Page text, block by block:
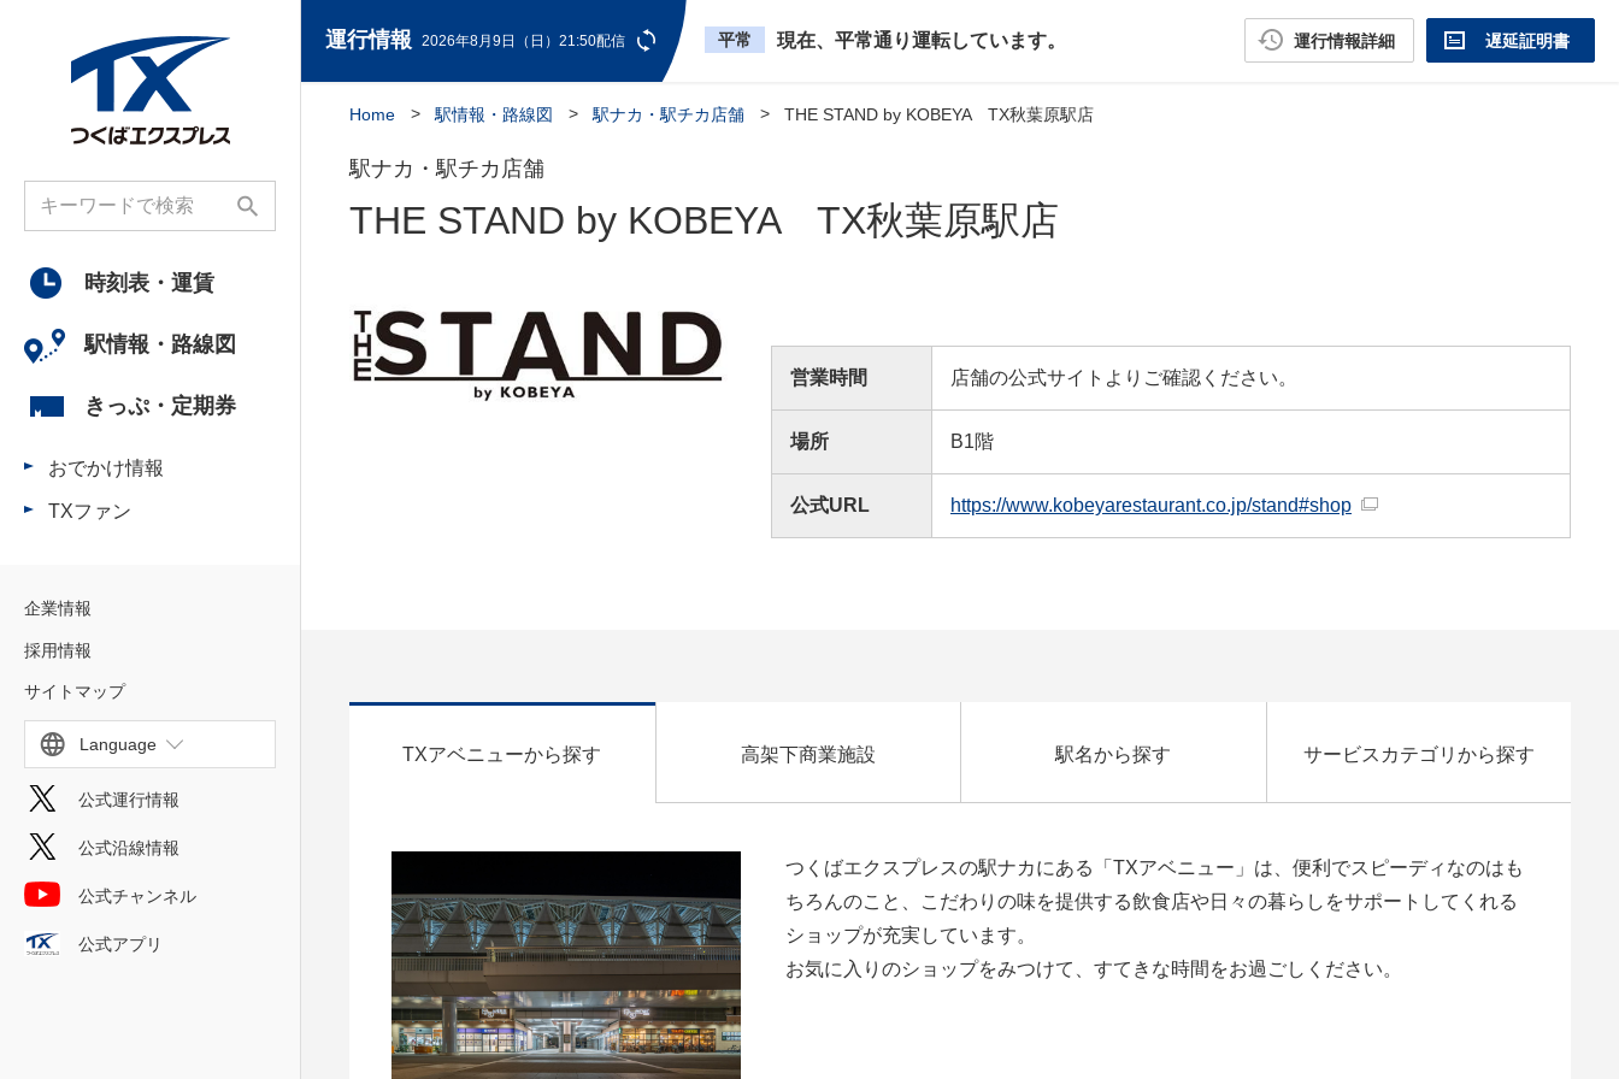
時刻表・ 運賃
駅情報・ 路線図
きっぷ・ 定期券
おでかけ情報
TXファン
企業情報
採用情報
サイトマップ
Language
公式運行情報
公式沿線情報
公式チャンネル
公式アプリ
運行情報 2026年8月9日（日）21:50配信 平常 現在、平常通り運転しています。 運行情報詳細 遅延証明書
Home 駅情報・路線図 駅ナカ・駅チカ店舗 THE STAND by KOBEYA TX秋葉原駅店
駅ナカ・駅チカ店舗
THE STAND by KOBEYA TX秋葉原駅店
営業時間 店舗の公式サイトよりご確認ください。
場所 B1階
公式URL https://www.kobeyarestaurant.co.jp/stand#shop
TXアベニューから探す 高架下商業施設 駅名から探す サービスカテゴリから探す
つくばエクスプレスの駅ナカにある「TXアベニュー」は、便利でスピーディなのはも
ちろんのこと、こだわりの味を提供する飲食店や日々の暮らしをサポートしてくれる
ショップが充実しています。
お気に入りのショップをみつけて、すてきな時間をお過ごしください。